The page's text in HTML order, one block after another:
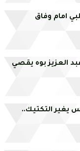
امام وفاق
العزيز بوه يقصي
يغير التكتيك..